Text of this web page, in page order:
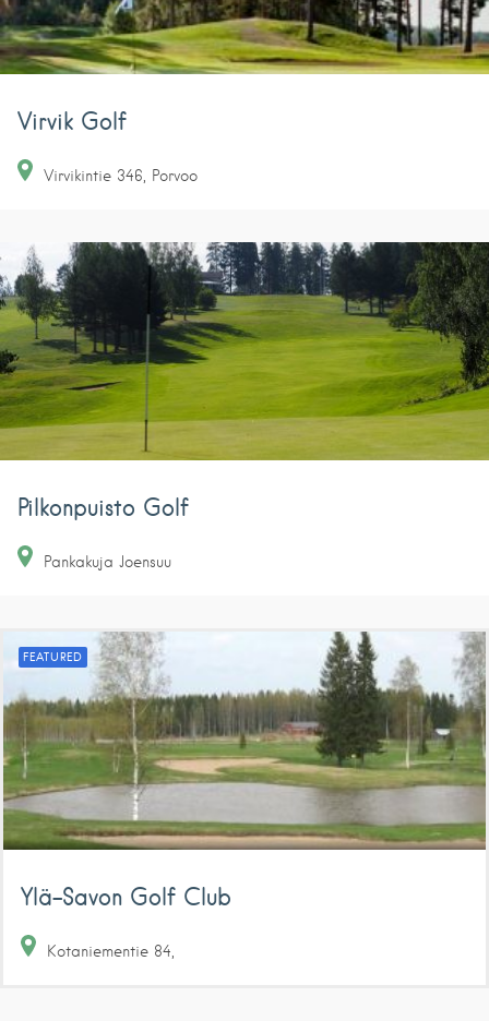
Virvik Golf
Virvikintie 346 Porvoo
Pilkonpuisto Golf
Pankakuja Joensuu
FEATURED
Ylä-Savon Golf Club
Kotaniementie 84